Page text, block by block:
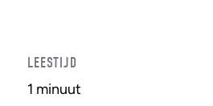
LEESTIJD
1 minuut